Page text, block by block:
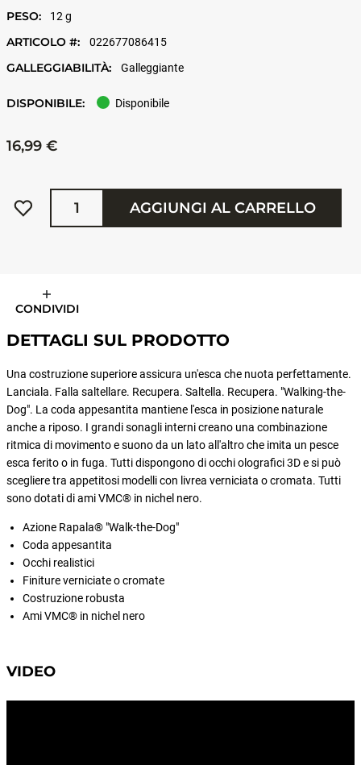
PESO: 12 g
ARTICOLO #: 022677086415
GALLEGGIABILITÀ: Galleggiante
DISPONIBILE: Disponibile
16,99 €
Quantità
AGGIUNGI AL CARRELLO
CONDIVIDI
DETTAGLI SUL PRODOTTO
Una costruzione superiore assicura un'esca che nuota perfettamente.
Lanciala. Falla saltellare. Recupera. Saltella. Recupera. "Walking-the-
Dog". La coda appesantita mantiene l'esca in posizione naturale
anche a riposo. I grandi sonagli interni creano una combinazione
ritmica di movimento e suono da un lato all'altro che imita un pesce
esca ferito o in fuga. Tutti dispongono di occhi olografici 3D e si può
scegliere tra appetitosi modelli con livrea verniciata o cromata. Tutti
sono dotati di ami VMC® in nichel nero.
Azione Rapala® "Walk-the-Dog"
Coda appesantita
Occhi realistici
Finiture verniciate o cromate
Costruzione robusta
Ami VMC® in nichel nero
VIDEO